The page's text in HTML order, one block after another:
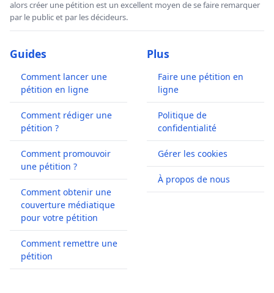
alors créer une pétition est un excellent moyen de se faire remarquer
par le public et par les décideurs.
Guides
Comment lancer une
pétition en ligne
Comment rédiger une
pétition ?
Comment promouvoir
une pétition ?
Comment obtenir une
couverture médiatique
pour votre pétition
Comment remettre une
pétition
Plus
Faire une pétition en
ligne
Politique de
confidentialité
Gérer les cookies
À propos de nous